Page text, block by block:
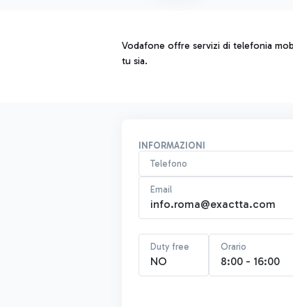
Vodafone offre servizi di telefonia
tu sia.
INFORMAZIONI
Telefono
Email
info.roma@exactta.com
Duty free
NO
Orario
8:00 - 16:00